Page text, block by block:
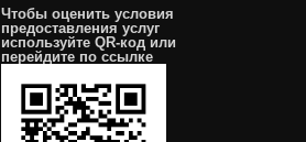
Чтобы оценить условия
предоставления услуг
используйте QR-код или
перейдите по ссылке